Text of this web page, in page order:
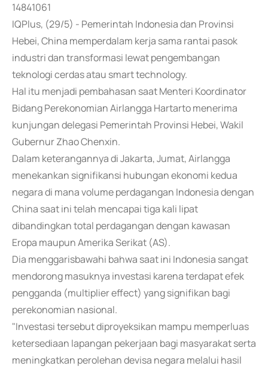
14841061
IQPlus, (29/5) - Pemerintah Indonesia dan Provinsi
Hebei, China memperdalam kerja sama rantai pasok
industri dan transformasi lewat pengembangan
teknologi cerdas atau smart technology.
Hal itu menjadi pembahasan saat Menteri Koordinator
Bidang Perekonomian Airlangga Hartarto menerima
kunjungan delegasi Pemerintah Provinsi Hebei, Wakil
Gubernur Zhao Chenxin.
Dalam keterangannya di Jakarta, Jumat, Airlangga
menekankan signifikansi hubungan ekonomi kedua
negara di mana volume perdagangan Indonesia dengan
China saat ini telah mencapai tiga kali lipat
dibandingkan total perdagangan dengan kawasan
Eropa maupun Amerika Serikat (AS).
Dia menggarisbawahi bahwa saat ini Indonesia sangat
mendorong masuknya investasi karena terdapat efek
pengganda (multiplier effect) yang signifikan bagi
perekonomian nasional.
"Investasi tersebut diproyeksikan mampu memperluas
ketersediaan lapangan pekerjaan bagi masyarakat serta
meningkatkan perolehan devisa negara melalui hasil